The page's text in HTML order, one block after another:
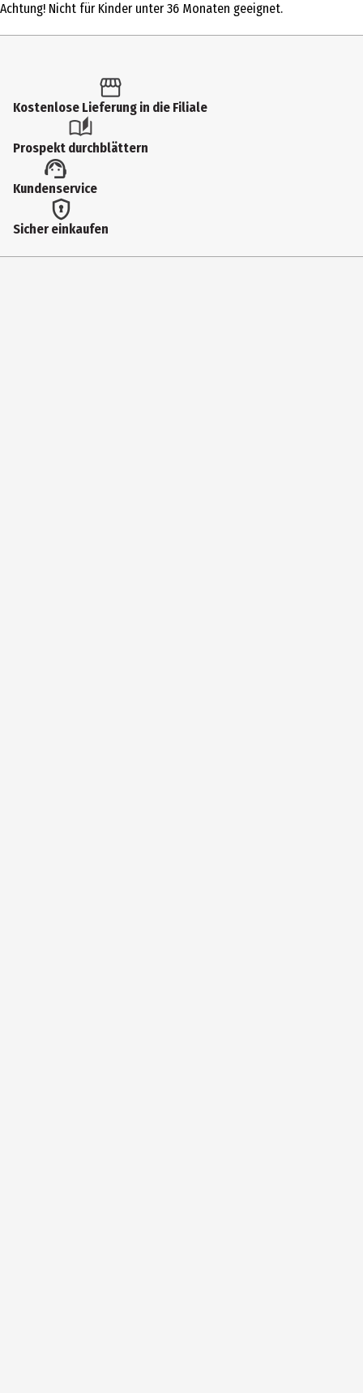
Produkttyp
6 Jahre
Artikelnummer des Herstellers
94354
Lizenz (spw)
Hersteller
Achtung! Nicht für Kinder unter 36 Monaten geeignet.
Kostenlose Lieferung in die Filiale
Prospekt durchblättern
Kundenservice
Sicher einkaufen